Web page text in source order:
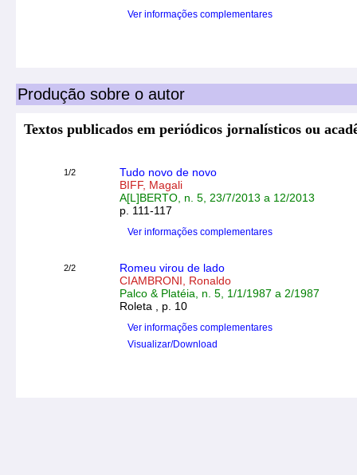
Ver informações complementares
Produção sobre o autor
Textos publicados em periódicos jornalísticos ou
1/2
Tudo novo de novo
BIFF, Magali
A[L]BERTO, n. 5, 23/7/2013 a 12/2013
p. 111-117
Ver informações complementares
2/2
Romeu virou de lado
CIAMBRONI, Ronaldo
Palco & Platéia, n. 5, 1/1/1987 a 2/1987
Roleta , p. 10
Ver informações complementares
Visualizar/Download